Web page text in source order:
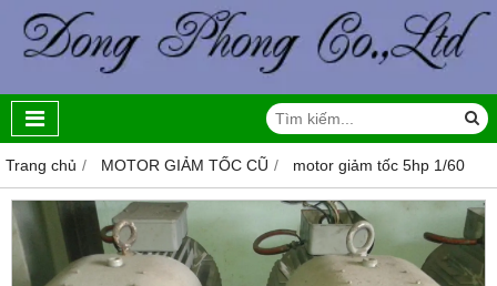
Trang chủ MOTOR GIẢM TỐC CŨ motor giảm tốc 5hp 1/60